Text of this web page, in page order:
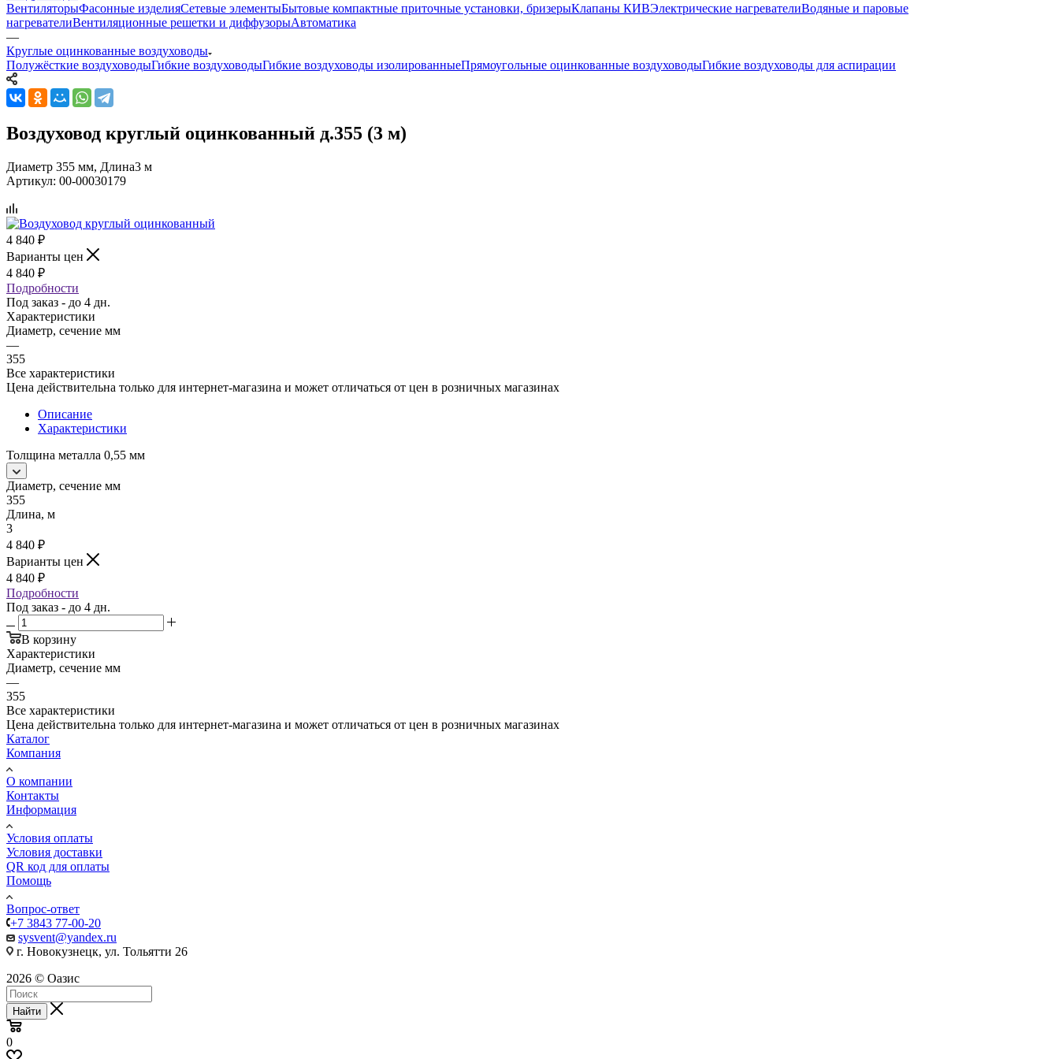
ВентиляторыФасонные изделияСетевые элементыБытовые компактные приточные установки, бризерыКлапаны КИВЭлектрические нагревателиВодяные и паровые
нагревателиВентиляционные решетки и диффузорыАвтоматика
—
Круглые оцинкованные воздуховоды
Полужёсткие воздуховодыГибкие воздуховодыГибкие воздуховоды изолированныеПрямоугольные оцинкованные воздуховодыГибкие воздуховоды для аспирации
Воздуховод круглый оцинкованный д.355 (3 м)
Диаметр 355 мм, Длина3 м
Артикул: 00-00030179
4 840 ₽
Варианты цен
4 840 ₽
Подробности
Под заказ - до 4 дн.
Характеристики
Диаметр, сечение мм
—
355
Все характеристики
Цена действительна только для интернет-магазина и может отличаться от цен в розничных магазинах
Описание
Характеристики
Толщина металла 0,55 мм
Диаметр, сечение мм
355
Длина, м
3
4 840 ₽
Варианты цен
4 840 ₽
Подробности
Под заказ - до 4 дн.
В корзину
Характеристики
Диаметр, сечение мм
—
355
Все характеристики
Цена действительна только для интернет-магазина и может отличаться от цен в розничных магазинах
Каталог
Компания
О компании
Контакты
Информация
Условия оплаты
Условия доставки
QR код для оплаты
Помощь
Вопрос-ответ
+7 3843 77-00-20
sysvent@yandex.ru
г. Новокузнецк, ул. Тольятти 26
2026 © Оазис
Найти
0